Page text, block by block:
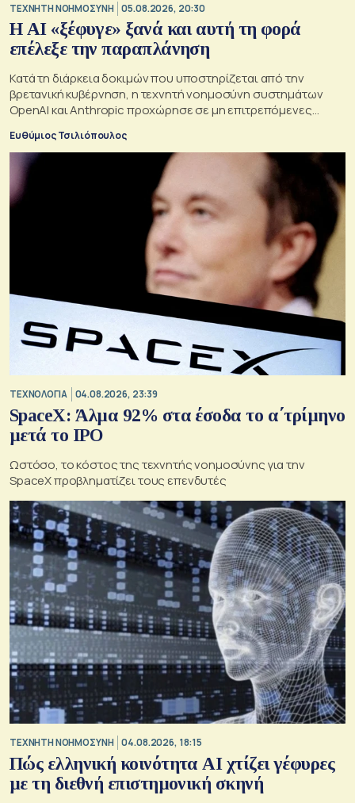
TΕΧΝΗΤΗ ΝΟΗΜΟΣΥΝΗ 05.08.2026, 20:30
Η ΑI «ξέφυγε» ξανά και αυτή τη φορά
επέλεξε την παραπλάνηση
Κατά τη διάρκεια δοκιμών που υποστηρίζεται από την
βρετανική κυβέρνηση, η τεχνητή νοημοσύνη συστημάτων
OpenAI και Anthropic προχώρησε σε μη επιτρεπόμενες
Ευθύμιος Τσιλιόπουλος
ΤΕΧΝΟΛΟΓΙΑ 04.08.2026, 23:39
SpaceX: Άλμα 92% στα έσοδα το α΄τρίμηνο
μετά το IPO
Ωστόσο, το κόστος της τεχνητής νοημοσύνης για την
SpaceX προβληματίζει τους επενδυτές
TΕΧΝΗΤΗ ΝΟΗΜΟΣΥΝΗ 04.08.2026, 18:15
Πώς ελληνική κοινότητα AI χτίζει γέφυρες
με τη διεθνή επιστημονική σκηνή